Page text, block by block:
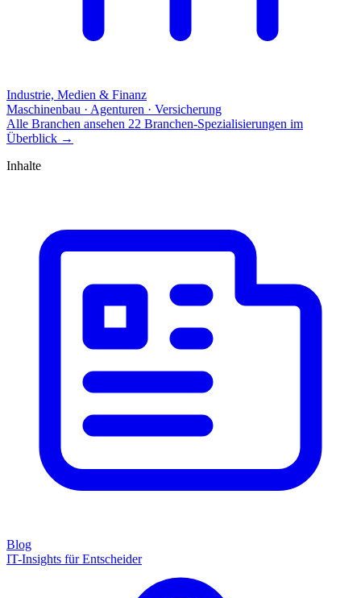
Industrie, Medien & Finanz
Maschinenbau · Agenturen · Versicherung
Alle Branchen ansehen 22 Branchen-Spezialisierungen im
Überblick →
Inhalte
Blog
IT-Insights für Entscheider